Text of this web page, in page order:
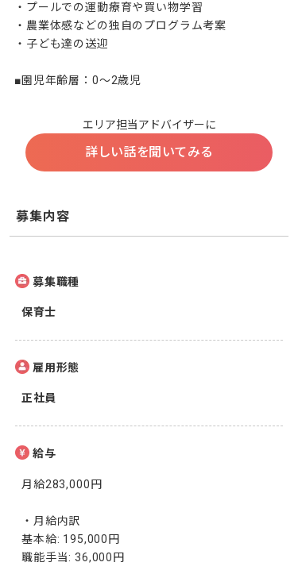
・プールでの運動療育や買い物学習
・農業体感などの独自のプログラム考案
・子ども達の送迎
■園児年齢層：0～2歳児
エリア担当アドバイザーに
詳しい話を聞いてみる
募集内容
募集職種
保育士
雇用形態
正社員
給与
月給283,000円
・月給内訳
基本給: 195,000円
職能手当: 36,000円